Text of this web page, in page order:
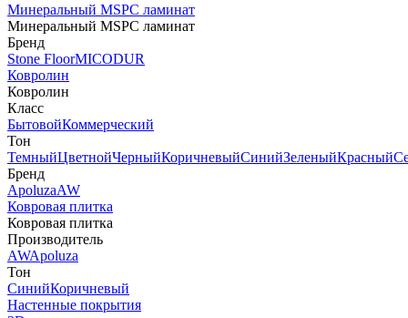
Минеральный MSPC ламинат
Минеральный MSPC ламинат
Бренд
Stone FloorMICODUR
Ковролин
Ковролин
Класс
БытовойКоммерческий
Тон
ТемныйЦветнойЧерныйКоричневыйСинийЗеленыйКрасный
Бренд
ApoluzaAW
Ковровая плитка
Ковровая плитка
Производитель
AWApoluza
Тон
СинийКоричневый
Настенные покрытия